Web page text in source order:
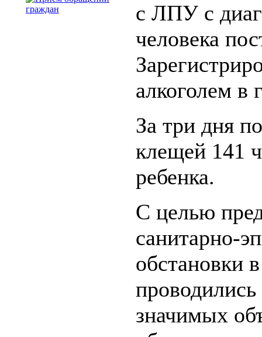
с ЛПУ с
человека
алкоголем в
За три дня
клещей 141
ребенка.
С целью
санитарно-
обстановки
значимых